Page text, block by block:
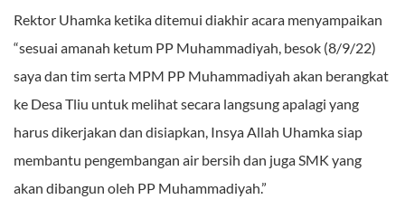
Rektor Uhamka ketika ditemui diakhir acara menyampaikan
“sesuai amanah ketum PP Muhammadiyah, besok (8/9/22)
saya dan tim serta MPM PP Muhammadiyah akan berangkat
ke Desa Tliu untuk melihat secara langsung apalagi yang
harus dikerjakan dan disiapkan, Insya Allah Uhamka siap
membantu pengembangan air bersih dan juga SMK yang
akan dibangun oleh PP Muhammadiyah.”